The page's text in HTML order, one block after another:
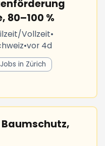
80–100 %
Vollzeit•
•vor 4d
in Zürich